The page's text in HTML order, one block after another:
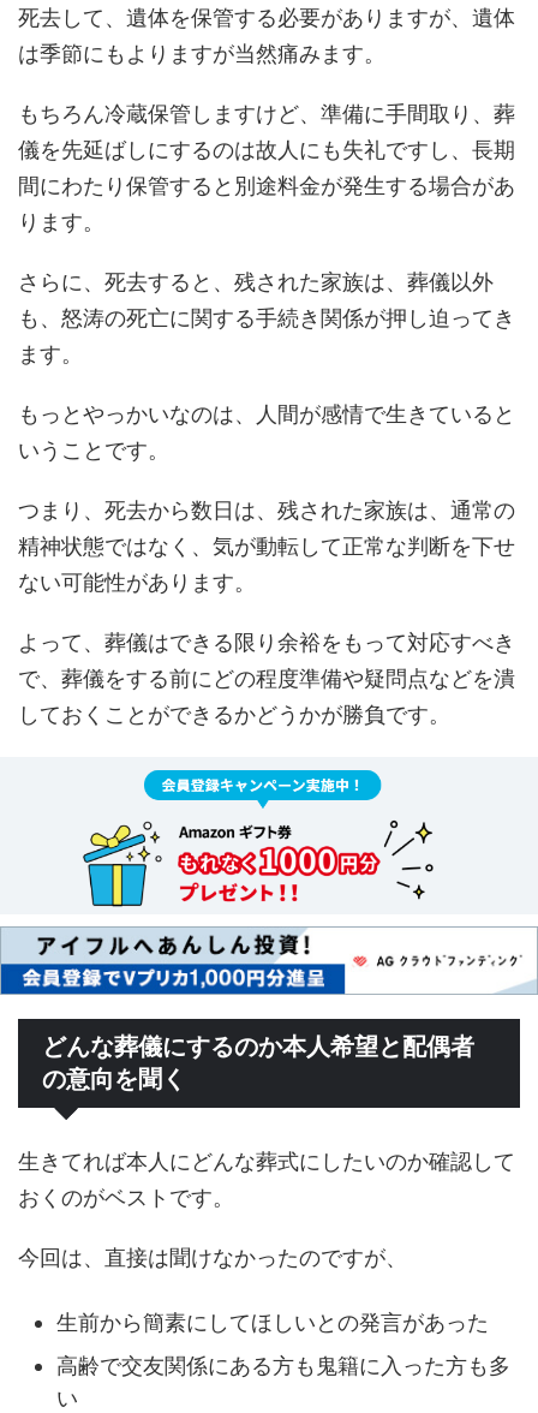
死去して、遺体を保管する必要がありますが、遺体
は季節にもよりますが当然痛みます。
もちろん冷蔵保管しますけど、準備に手間取り、葬
儀を先延ばしにするのは故人にも失礼ですし、長期
間にわたり保管すると別途料金が発生する場合があ
ります。
さらに、死去すると、残された家族は、葬儀以外
も、怒涛の死亡に関する手続き関係が押し迫ってき
ます。
もっとやっかいなのは、人間が感情で生きていると
いうことです。
つまり、死去から数日は、残された家族は、通常の
精神状態ではなく、気が動転して正常な判断を下せ
ない可能性があります。
よって、葬儀はできる限り余裕をもって対応すべき
で、葬儀をする前にどの程度準備や疑問点などを潰
しておくことができるかどうかが勝負です。
どんな葬儀にするのか本人希望と配偶者
の意向を聞く
生きてれば本人にどんな葬式にしたいのか確認して
おくのがベストです。
今回は、直接は聞けなかったのですが、
生前から簡素にしてほしいとの発言があった
高齢で交友関係にある方も鬼籍に入った方も多
い